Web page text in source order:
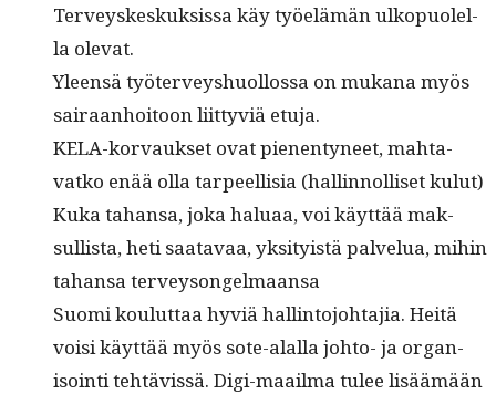
Ter­veyskeskuk­sis­sa käy työelämän ulkop­uolel­
la olevat.
Yleen­sä työter­veyshuol­los­sa on mukana myös
sairaan­hoitoon liit­tyviä etuja.
KELA-kor­vauk­set ovat pienen­tyneet, mah­ta­
vatko enää olla tarpeel­lisia (hallinnol­liset kulut)
Kuka tahansa, joka halu­aa, voi käyt­tää mak­
sullista, heti saatavaa, yksi­ty­istä palvelua, mihin
tahansa terveysongelmaansa
Suo­mi koulut­taa hyviä hallinto­jo­hta­jia. Heitä
voisi käyt­tää myös sote-alal­la johto- ja organ­
isoin­ti tehtävis­sä. Digi-maail­ma tulee lisäämään